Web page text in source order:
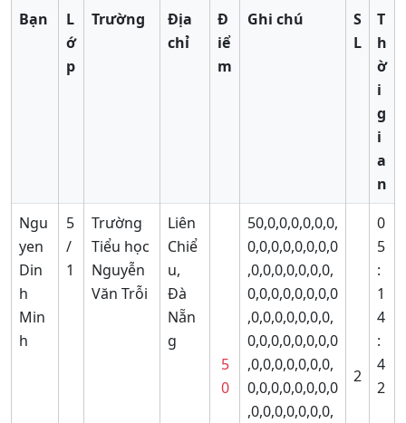
Bạn
L
ớ
p
Trường
Địa
chỉ
Đ
iể
m
Ghi chú
S
L
T
h
ờ
i
g
i
a
n
Ngu
yen
Din
h
Min
h
5
/
1
Trường
Tiểu học
Nguyễn
Văn Trỗi
Liên
Chiể
u,
Đà
Nẵn
g
5
0
50,0,0,0,0,0,0,
0,0,0,0,0,0,0,0
,0,0,0,0,0,0,0,
0,0,0,0,0,0,0,0
,0,0,0,0,0,0,0,
0,0,0,0,0,0,0,0
,0,0,0,0,0,0,0,
0,0,0,0,0,0,0,0
,0,0,0,0,0,0,0,
2
0
5
:
1
4
:
4
2